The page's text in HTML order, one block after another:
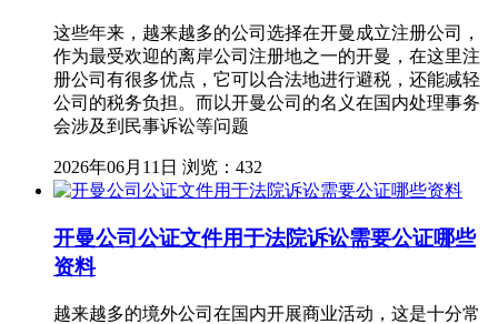
这些年来，越来越多的公司选择在开曼成立注册公司，
作为最受欢迎的离岸公司注册地之一的开曼，在这里注
册公司有很多优点，它可以合法地进行避税，还能减轻
公司的税务负担。而以开曼公司的名义在国内处理事务
会涉及到民事诉讼等问题
2026年06月11日 浏览：432
开曼公司公证文件用于法院诉讼需要公证哪些
资料
越来越多的境外公司在国内开展商业活动，这是十分常